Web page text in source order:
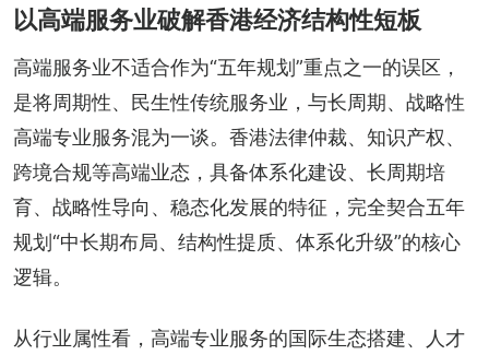
以高端服务业破解香港经济结构性短板
高端服务业不适合作为“五年规划”重点之一的误区，
是将周期性、民生性传统服务业，与长周期、战略性
高端专业服务混为一谈。香港法律仲裁、知识产权、
跨境合规等高端业态，具备体系化建设、长周期培
育、战略性导向、稳态化发展的特征，完全契合五年
规划“中长期布局、结构性提质、体系化升级”的核心
逻辑。
从行业属性看，高端专业服务的国际生态搭建、人才